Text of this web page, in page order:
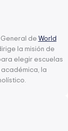
de World
la misión de
elegir escuelas
la